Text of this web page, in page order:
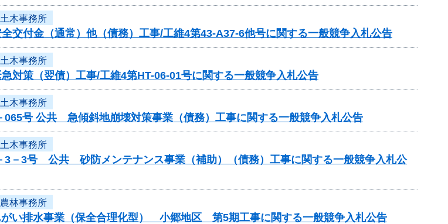
木事務所
全交付金（通常）他（債務）工事/工維4第43-A37-6他号に関する一般競争入札公告
木事務所
急対策（翌債）工事/工維4第HT-06-01号に関する一般競争入札公告
木事務所
065号 公共 急傾斜地崩壊対策事業（債務）工事に関する一般競争入札公告
木事務所
3－3号 公共 砂防メンテナンス事業（補助）（債務）工事に関する一般競争入札公
林事務所
がい排水事業（保全合理化型） 小郷地区 第5期工事に関する一般競争入札公告